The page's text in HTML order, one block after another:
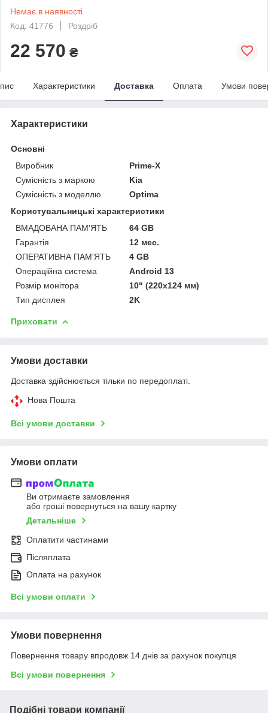
Немає в наявності
Код: 41776
Роздріб
22 570 ₴
Характеристики Доставка Оплата Умови
Характеристики
Основні
Виробник
Prime-X
Сумісність з маркою
Kia
Сумісність з моделлю
Optima
Користувальницькі характеристики
ВМАДОВАНА ПАМ'ЯТЬ
64 GB
Гарантія
12 мес.
ОПЕРАТИВНА ПАМ'ЯТЬ
4 GB
Операційна система
Android 13
Розмір монітора
10" (220х124 мм)
Тип дисплея
2K
Приховати
Умови доставки
Доставка здійснюється тільки по передоплаті.
Нова Пошта
Всі умови доставки
Умови оплати
Ви отримаєте замовлення
або гроші повернуться на вашу картку
Детальніше
Оплатити частинами
Післяплата
Оплата на рахунок
Всі умови оплати
Умови повернення
Повернення товару впродовж 14 днів за рахунок покупця
Всі умови повернення
Подібні товари компанії